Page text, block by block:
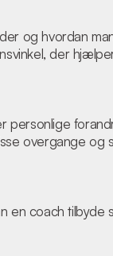
og hvordan
der
personlige
overgange og
en coach tilbyde